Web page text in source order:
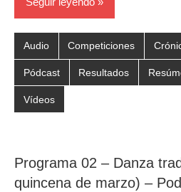
Audio Competiciones
Pódcast Resultados
Vídeos
Programa 02 – Danza
quincena de marzo) –